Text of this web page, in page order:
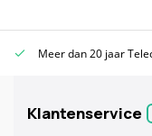
Meer dan 20 jaar
Klantenservice